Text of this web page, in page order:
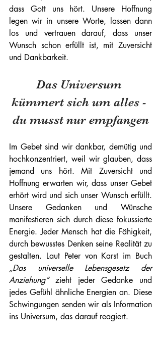
dass Gott uns hört. Unsere Hoffnung
legen wir in unsere Worte, lassen dann
los und vertrauen darauf, dass unser
Wunsch schon erfüllt ist, mit Zuversicht
und Dankbarkeit.
Das Universum
kümmert sich um alles -
du musst nur empfangen
Im Gebet sind wir dankbar, demütig und
hochkonzentriert, weil wir glauben, dass
jemand uns hört. Mit Zuversicht und
Hoffnung erwarten wir, dass unser Gebet
erhört wird und sich unser Wunsch erfüllt.
Unsere Gedanken und Wünsche
manifestieren sich durch diese fokussierte
Energie. Jeder Mensch hat die Fähigkeit,
durch bewusstes Denken seine Realität zu
„Das universelle Lebensgesetz der
Anziehung“ zieht jeder Gedanke und
jedes Gefühl ähnliche Energien an. Diese
Schwingungen senden wir als Information
ins Universum, das darauf reagiert.